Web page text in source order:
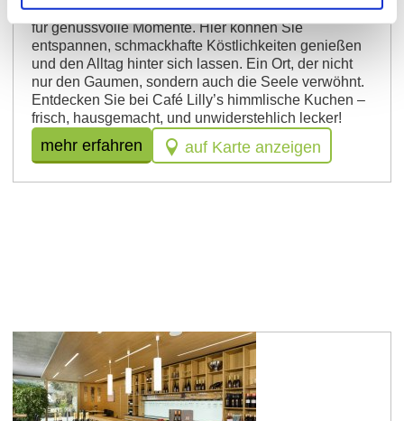
Inneneinrichtung schafft eine Oase der Ruhe, perfekt
für genussvolle Momente. Hier können Sie
entspannen, schmackhafte Köstlichkeiten genießen
und den Alltag hinter sich lassen. Ein Ort, der nicht
nur den Gaumen, sondern auch die Seele verwöhnt.
Entdecken Sie bei Café Lilly’s himmlische Kuchen –
frisch, hausgemacht, und unwiderstehlich lecker!
mehr erfahren auf Karte anzeigen
Undenheim